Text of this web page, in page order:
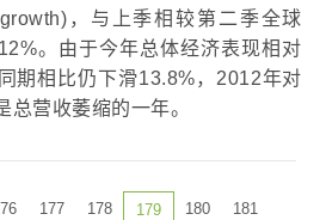
，与上季相较第二季全球
。由于今年总体经济表现相对
期相比仍下滑13.8%，2012年对
营收萎缩的一年。
177 178 179 180
181